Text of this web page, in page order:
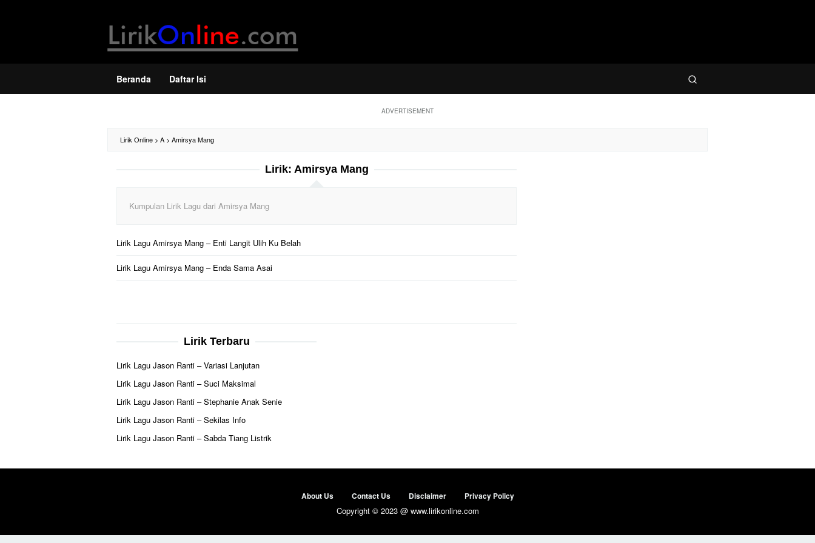
Beranda Daftar Isi
ADVERTISEMENT
Lirik Online > A > Amirsya Mang
Lirik: Amirsya Mang
Kumpulan Lirik Lagu dari Amirsya Mang
Lirik Lagu Amirsya Mang – Enti Langit Ulih Ku Belah
Lirik Lagu Amirsya Mang – Enda Sama Asai
Lirik Terbaru
Lirik Lagu Jason Ranti – Variasi Lanjutan
Lirik Lagu Jason Ranti – Suci Maksimal
Lirik Lagu Jason Ranti – Stephanie Anak Senie
Lirik Lagu Jason Ranti – Sekilas Info
Lirik Lagu Jason Ranti – Sabda Tiang Listrik
About Us Contact Us Disclaimer Privacy Policy
Copyright © 2023 @ www.lirikonline.com